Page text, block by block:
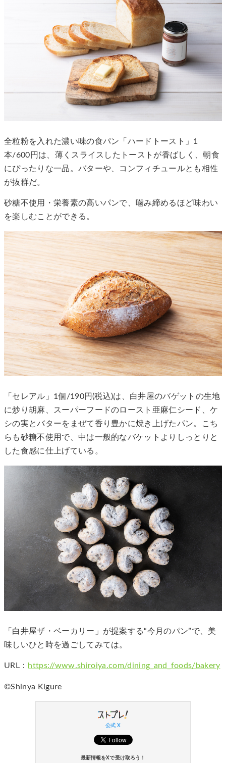
全粒粉を入れた濃い味の食パン「ハードトースト」1
本/600円は、薄くスライスしたトーストが香ばしく、朝食
にぴったりな一品。バターや、コンフィチュールとも相性
が抜群だ。
砂糖不使用・栄養素の高いパンで、噛み締めるほど味わい
を楽しむことができる。
「セレアル」1個/190円(税込)は、白井屋のバゲットの生地
に炒り胡麻、スーパーフードのロースト亜麻仁シード、ケ
シの実とバターをまぜて香り豊かに焼き上げたパン。こち
らも砂糖不使用で、中は一般的なバケットよりしっとりと
した食感に仕上げている。
「⽩井屋ザ・ベーカリー」が提案する“今⽉のパン”で、美
味しいひと時を過ごしてみては。
URL： https://www.shiroiya.com/dining_and_foods/bakery
©Shinya Kigure
公式 X
最新情報をXで受け取ろう！